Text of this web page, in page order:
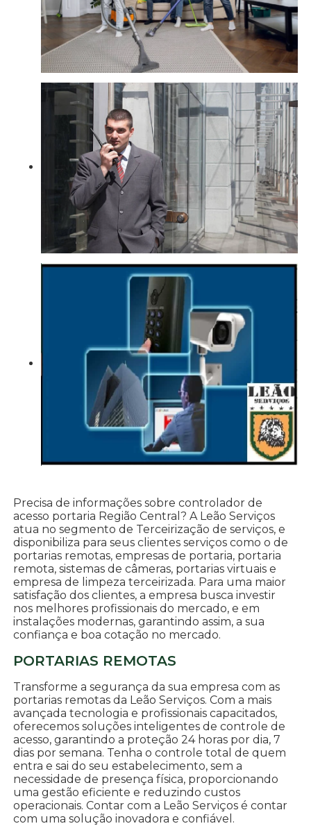
Precisa de informações sobre controlador de
acesso portaria Região Central? A Leão Serviços
atua no segmento de Terceirização de serviços, e
disponibiliza para seus clientes serviços como o de
portarias remotas, empresas de portaria, portaria
remota, sistemas de câmeras, portarias virtuais e
empresa de limpeza terceirizada. Para uma maior
satisfação dos clientes, a empresa busca investir
nos melhores profissionais do mercado, e em
instalações modernas, garantindo assim, a sua
confiança e boa cotação no mercado.
PORTARIAS REMOTAS
Transforme a segurança da sua empresa com as
portarias remotas da Leão Serviços. Com a mais
avançada tecnologia e profissionais capacitados,
oferecemos soluções inteligentes de controle de
acesso, garantindo a proteção 24 horas por dia, 7
dias por semana. Tenha o controle total de quem
entra e sai do seu estabelecimento, sem a
necessidade de presença física, proporcionando
uma gestão eficiente e reduzindo custos
operacionais. Contar com a Leão Serviços é contar
com uma solução inovadora e confiável.